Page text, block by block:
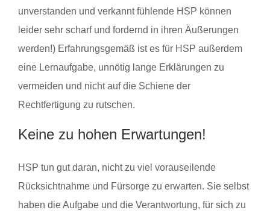
unverstanden und verkannt fühlende HSP können
leider sehr scharf und fordernd in ihren Äußerungen
werden!) Erfahrungsgemäß ist es für HSP außerdem
eine Lernaufgabe, unnötig lange Erklärungen zu
vermeiden und nicht auf die Schiene der
Rechtfertigung zu rutschen.
Keine zu hohen Erwartungen!
HSP tun gut daran, nicht zu viel vorauseilende
Rücksichtnahme und Fürsorge zu erwarten. Sie selbst
haben die Aufgabe und die Verantwortung, für sich zu